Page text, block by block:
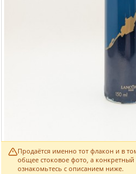
Продаётся именно тот флакон и в
общее стоковое фото, а
ознакомьтесь с описанием ниже.